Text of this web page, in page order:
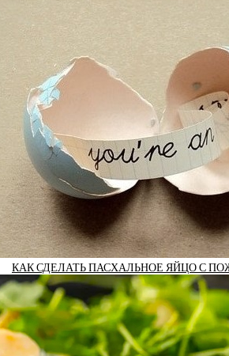
КАК СДЕЛАТЬ ПАСХАЛЬНОЕ ЯЙЦО С